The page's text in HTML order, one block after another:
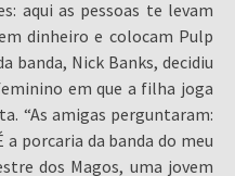
aqui as pessoas te levam
dinheiro e colocam Pulp
banda, Nick Banks, decidiu
em que a filha joga
“As amigas perguntaram:
a porcaria da banda do meu
dos Magos, uma jovem